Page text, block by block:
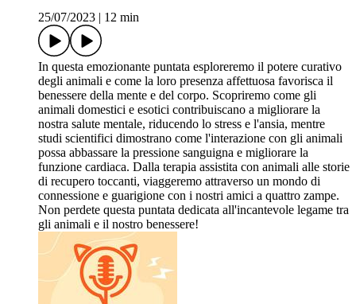
25/07/2023
12 min
In questa emozionante puntata esploreremo il potere curativo
degli animali e come la loro presenza affettuosa favorisca il
benessere della mente e del corpo. Scopriremo come gli
animali domestici e esotici contribuiscano a migliorare la
nostra salute mentale, riducendo lo stress e l'ansia, mentre
studi scientifici dimostrano come l'interazione con gli animali
possa abbassare la pressione sanguigna e migliorare la
funzione cardiaca. Dalla terapia assistita con animali alle storie
di recupero toccanti, viaggeremo attraverso un mondo di
connessione e guarigione con i nostri amici a quattro zampe.
Non perdete questa puntata dedicata all'incantevole legame tra
gli animali e il nostro benessere!